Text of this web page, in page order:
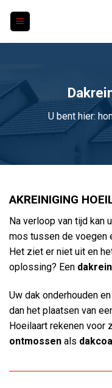
U bent hier:
AKREINIGING
Na verloop van tijd kan
mos tussen de voegen
Het ziet er niet uit en
oplossing? Een
Uw dak onderhouden
dan het plaatsen van
Hoeilaart rekenen voor
ontmossen als